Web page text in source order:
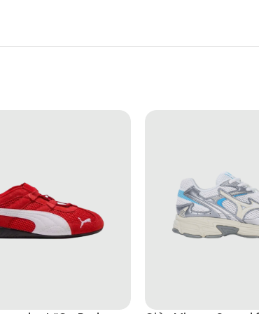
hợp giữa form dáng gọn gàng và cấu trúc đế thấp